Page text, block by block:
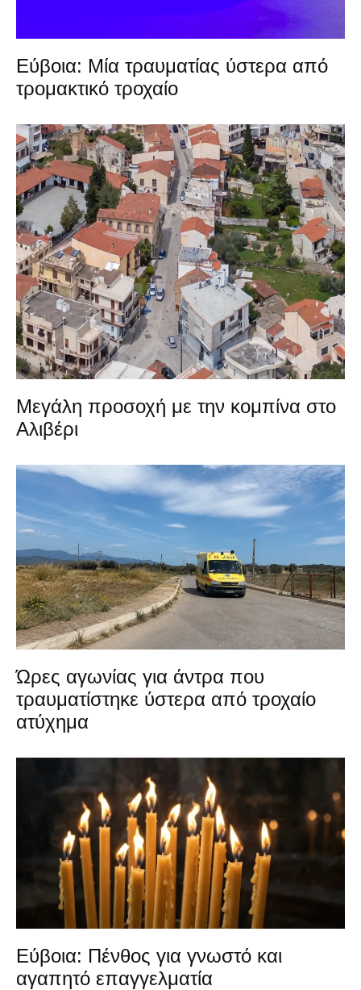
Εύβοια: Μία τραυματίας ύστερα από
τρομακτικό τροχαίο
Μεγάλη προσοχή με την κομπίνα στο
Αλιβέρι
Ώρες αγωνίας για άντρα που
τραυματίστηκε ύστερα από τροχαίο
ατύχημα
Εύβοια: Πένθος για γνωστό και
αγαπητό επαγγελματία